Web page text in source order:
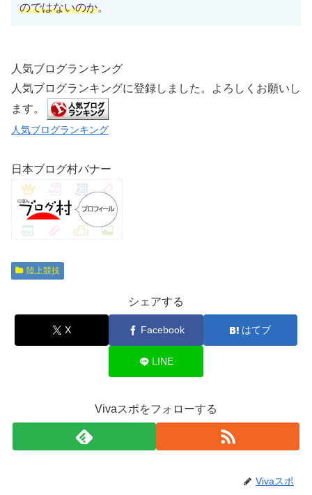
のではないのか。
人気ブログランキング
人気ブログランキングに登録しました。よろしくお願いし
ます。
人気ブログランキング
日本ブログ村バナー
陸上競技
シェアする
X Facebook はてブ
LINE
Vivaスポをフォローする
Vivaスポ